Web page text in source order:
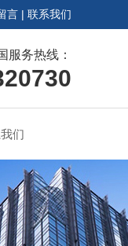
言 | 联系我们
服务热线：
们